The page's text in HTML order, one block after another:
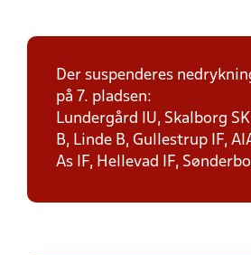
Der suspenderes
på 7. pladsen:
Lundergård IU, Skalborg
B, Linde B, Gullestrup IF,
As IF, Hellevad IF,